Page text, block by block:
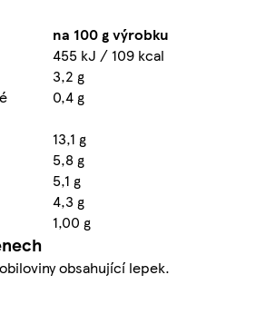
na 100 g výrobku
455 kJ / 109 kcal
3,2 g
0,4 g
13,1 g
5,8 g
5,1 g
4,3 g
1,00 g
obsahující lepek.